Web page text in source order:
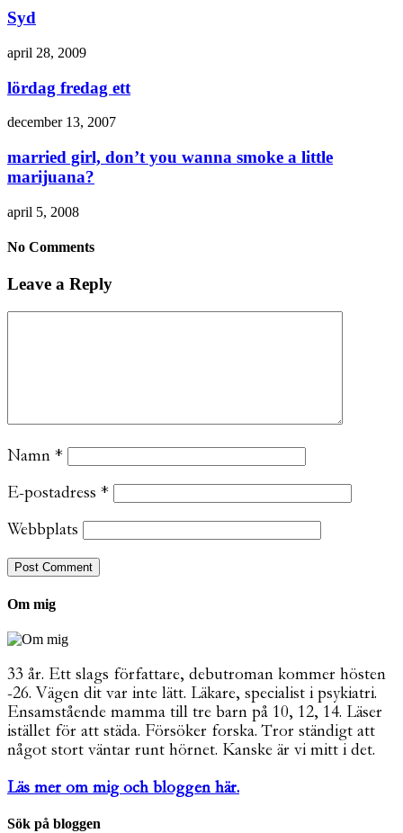
Syd
april 28, 2009
lördag fredag ett
december 13, 2007
married girl, don’t you wanna smoke a little
marijuana?
april 5, 2008
No Comments
Leave a Reply
Namn *
E-postadress *
Webbplats
Om mig
33 år. Ett slags författare, debutroman kommer hösten
-26. Vägen dit var inte lätt. Läkare, specialist i psykiatri.
Ensamstående mamma till tre barn på 10, 12, 14. Läser
istället för att städa. Försöker forska. Tror ständigt att
något stort väntar runt hörnet. Kanske är vi mitt i det.
Läs mer om mig och bloggen här.
Sök på bloggen